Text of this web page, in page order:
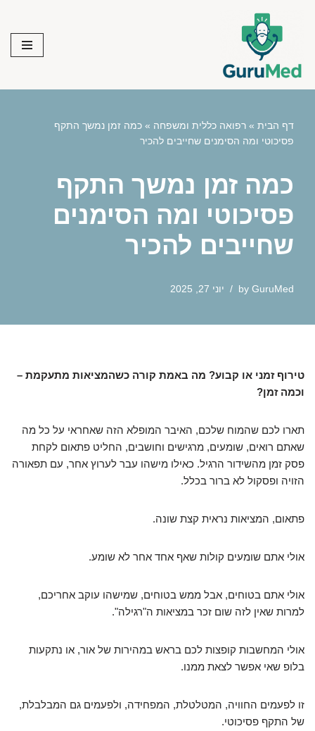
content
דף הבית » רפואה כללית ומשפחה » כמה זמן נמשך התקף
פסיכוטי ומה הסימנים שחייבים להכיר
כמה זמן נמשך התקף
פסיכוטי ומה הסימנים
שחייבים להכיר
by GuruMed יוני 27, 2025
טירוף זמני או קבוע? מה באמת קורה כשהמציאות מתעקמת –
וכמה זמן?
תארו לכם שהמוח שלכם, האיבר המופלא הזה שאחראי על כל מה
שאתם רואים, שומעים, מרגישים וחושבים, החליט פתאום לקחת
פסק זמן מהשידור הרגיל. כאילו מישהו עבר לערוץ אחר, עם תפאורה
הזויה ופסקול לא ברור בכלל.
פתאום, המציאות נראית קצת שונה.
אולי אתם שומעים קולות שאף אחד אחר לא שומע.
אולי אתם בטוחים, אבל ממש בטוחים, שמישהו עוקב אחריכם,
למרות שאין לזה שום זכר במציאות ה"רגילה".
אולי המחשבות קופצות לכם בראש במהירות של אור, או נתקעות
בלופ שאי אפשר לצאת ממנו.
זו לפעמים החוויה, המטלטלת, המפחידה, ולפעמים גם המבלבלת,
של התקף פסיכוטי.